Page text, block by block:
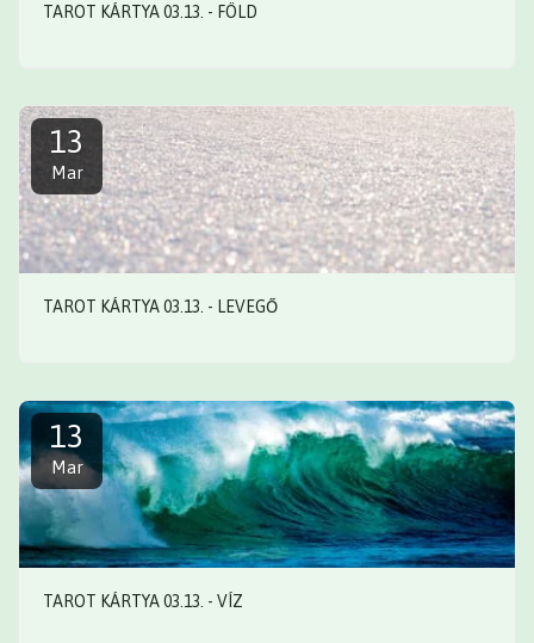
TAROT KÁRTYA 03.13. - FÖLD
13
Mar
TAROT KÁRTYA 03.13. - LEVEGŐ
13
Mar
TAROT KÁRTYA 03.13. - VÍZ